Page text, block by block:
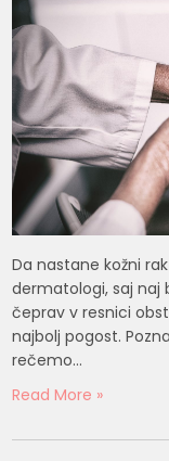
Da nastane kožni
dermatologi, saj naj
čeprav v resnici
najbolj pogost.
rečemo…
Read More »